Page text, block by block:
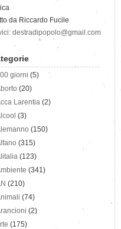
da Riccardo Fucile
destradipopolo@gmail.com
giorni (5)
(20)
Larentia (2)
(3)
(150)
(315)
(123)
(341)
(210)
(74)
(2)
(175)